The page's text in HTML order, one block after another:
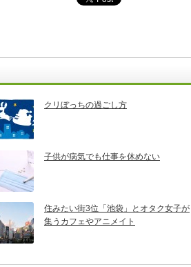
クリぼっちの過ごし方
子供が病気でも仕事を休めない
住みたい街3位「池袋」とオタク女子が
集うカフェやアニメイト